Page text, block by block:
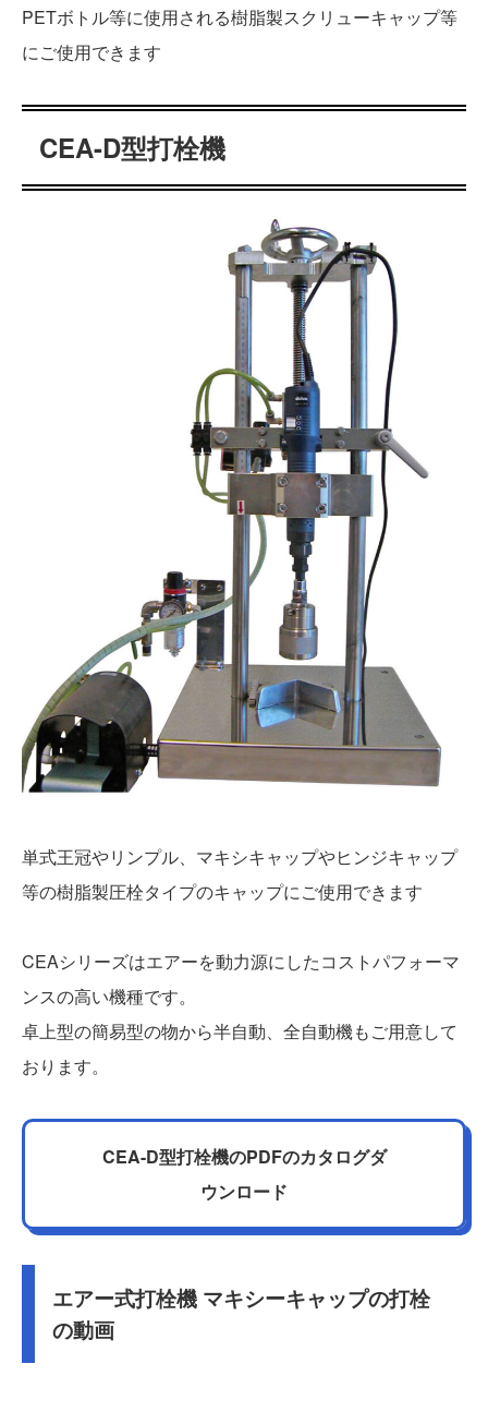
PETボトル等に使用される樹脂製スクリューキャップ等
にご使用できます
CEA-D型打栓機
単式王冠やリンプル、マキシキャップやヒンジキャップ
等の樹脂製圧栓タイプのキャップにご使用できます
CEAシリーズはエアーを動力源にしたコストパフォーマ
ンスの高い機種です。
卓上型の簡易型の物から半自動、全自動機もご用意して
おります。
CEA-D型打栓機のPDFのカタログダ
ウンロード
エアー式打栓機 マキシーキャップの打栓
の動画